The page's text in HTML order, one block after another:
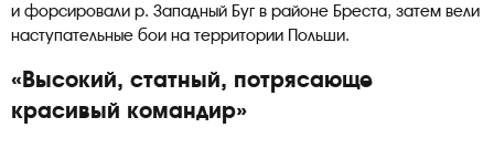
и форсировали р. Западный Буг в районе Бреста, затем вели
наступательные бои на территории Польши.
«Высокий, статный, потрясающе
красивый командир»